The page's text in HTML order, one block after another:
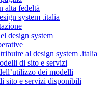
alta fedeltà
system .italia
design system
al design system .italia
di sito e servizi
dei modelli
sito e servizi disponibili